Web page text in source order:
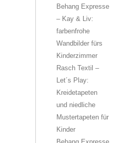
Behang Expresse
– Kay & Liv:
farbenfrohe
Wandbilder fürs
Kinderzimmer
Rasch Textil –
Let´s Play:
Kreidetapeten
und niedliche
Mustertapeten für
Kinder